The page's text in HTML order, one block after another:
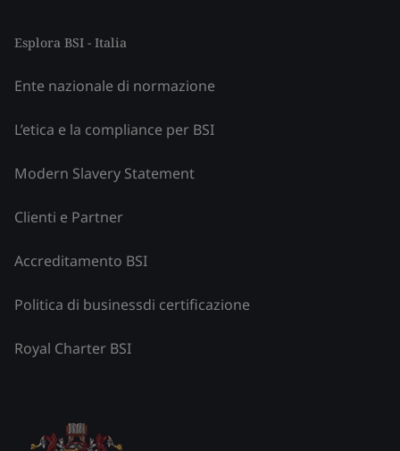
Esplora BSI - Italia
Ente nazionale di normazione
L’etica e la compliance per BSI
Modern Slavery Statement
Clienti e Partner
Accreditamento BSI
Politica di businessdi certificazione
Royal Charter BSI